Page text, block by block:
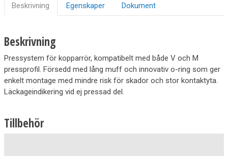
Beskrivning Egenskaper Dokument
Beskrivning
Pressystem för kopparrör, kompatibelt med både V och M
pressprofil. Försedd med lång muff och innovativ o-ring som ger
enkelt montage med mindre risk för skador och stor kontaktyta.
Läckageindikering vid ej pressad del.
Tillbehör